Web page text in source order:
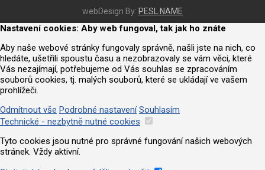
webDesign By: PESL.NAME
Nastavení cookies: Aby web fungoval, tak jak ho znáte
Aby naše webové stránky fungovaly správně, našli jste na nich, co
hledáte, ušetřili spoustu času a nezobrazovaly se vám věci, které
Vás nezajímají, potřebujeme od Vás souhlas se zpracováním
souborů cookies, tj. malých souborů, které se ukládají ve vašem
prohlížeči.
Odmítnout vše Podrobné nastavení Souhlasím
Technické - nezbytně nutné cookies
Tyto cookies jsou nutné pro správné fungování našich webových
stránek. Vždy aktivní.